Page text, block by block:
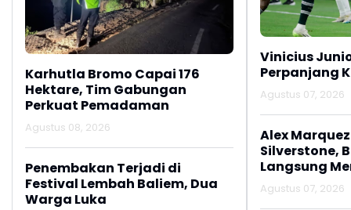
Karhutla Bromo Capai 176
Hektare, Tim Gabungan
Perkuat Pemadaman
Agustus 08, 2026
Penembakan Terjadi di
Festival Lembah Baliem, Dua
Warga Luka
Vinicius
Perpanjang
Agustus 07, 2026
Alex
Silverstone,
Langsung
Agustus 07, 2026